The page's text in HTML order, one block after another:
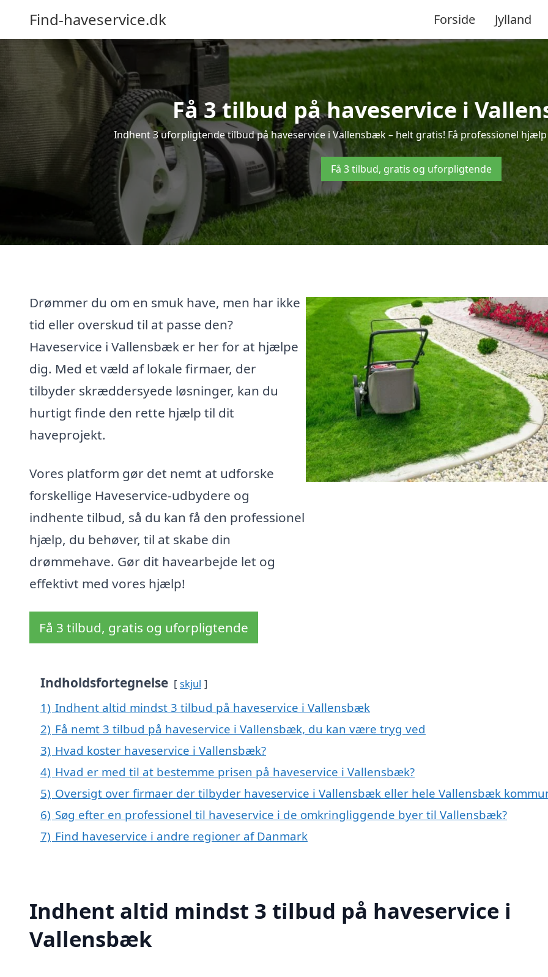
Find-haveservice.dk Forside Jylland
Få 3 tilbud på haveservice i
Indhent 3 uforpligtende tilbud på haveservice i Vallensbæk – helt gratis! Få professionel
Få 3 tilbud, gratis og uforpligtende
Drømmer du om en smuk have, men har ikke
tid eller overskud til at passe den?
Haveservice i Vallensbæk er her for at hjælpe
dig. Med et væld af lokale firmaer, der
tilbyder skræddersyede løsninger, kan du
hurtigt finde den rette hjælp til dit
haveprojekt.
Vores platform gør det nemt at udforske
forskellige Haveservice-udbydere og
indhente tilbud, så du kan få den professionel
hjælp, du behøver, til at skabe din
drømmehave. Gør dit havearbejde let og
effektivt med vores hjælp!
Få 3 tilbud, gratis og uforpligtende
Indholdsfortegnelse skjul
1) Indhent altid mindst 3 tilbud på haveservice i Vallensbæk
2) Få nemt 3 tilbud på haveservice i Vallensbæk, du kan være tryg ved
3) Hvad koster haveservice i Vallensbæk?
4) Hvad er med til at bestemme prisen på haveservice i Vallensbæk?
5) Oversigt over firmaer der tilbyder haveservice i Vallensbæk eller hele Vallensbæk
6) Søg efter en professionel til haveservice i de omkringliggende byer til Vallensbæk?
7) Find haveservice i andre regioner af Danmark
Indhent altid mindst 3 tilbud på haveservice i
Vallensbæk